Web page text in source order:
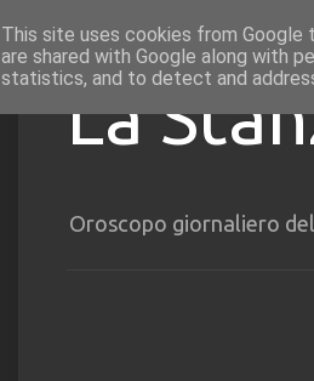
La
Oroscopo giornaliero
This site uses cookies from Google
are shared with Google along with
statistics, and to detect and